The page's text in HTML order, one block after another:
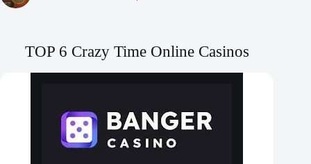
TOP 6 Crazy Time Online Casinos